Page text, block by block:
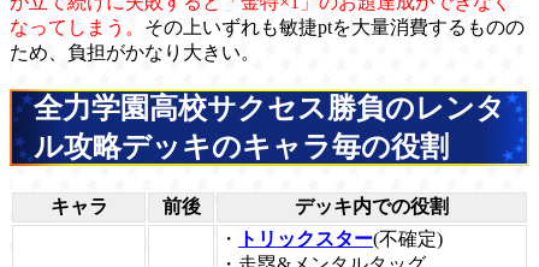
なってしまう。 その上いずれも敏捷ptを大量消費するものの
ため、負担がかなり大きい。
全力学園高校サクセス勝負のレンタ
ル攻略デッキのキャラ毎の役割
キャラ 前後 デッキ内での役割
・ トリックスター(不確定)